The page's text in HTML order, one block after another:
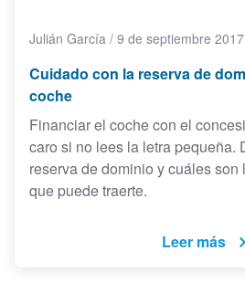
Julián García / 9 de septiembre 2017
Cuidado con la reserva de
coche
Financiar el coche con el
caro si no lees la letra pequeña.
reserva de dominio y cuáles
que puede traerte.
Leer más